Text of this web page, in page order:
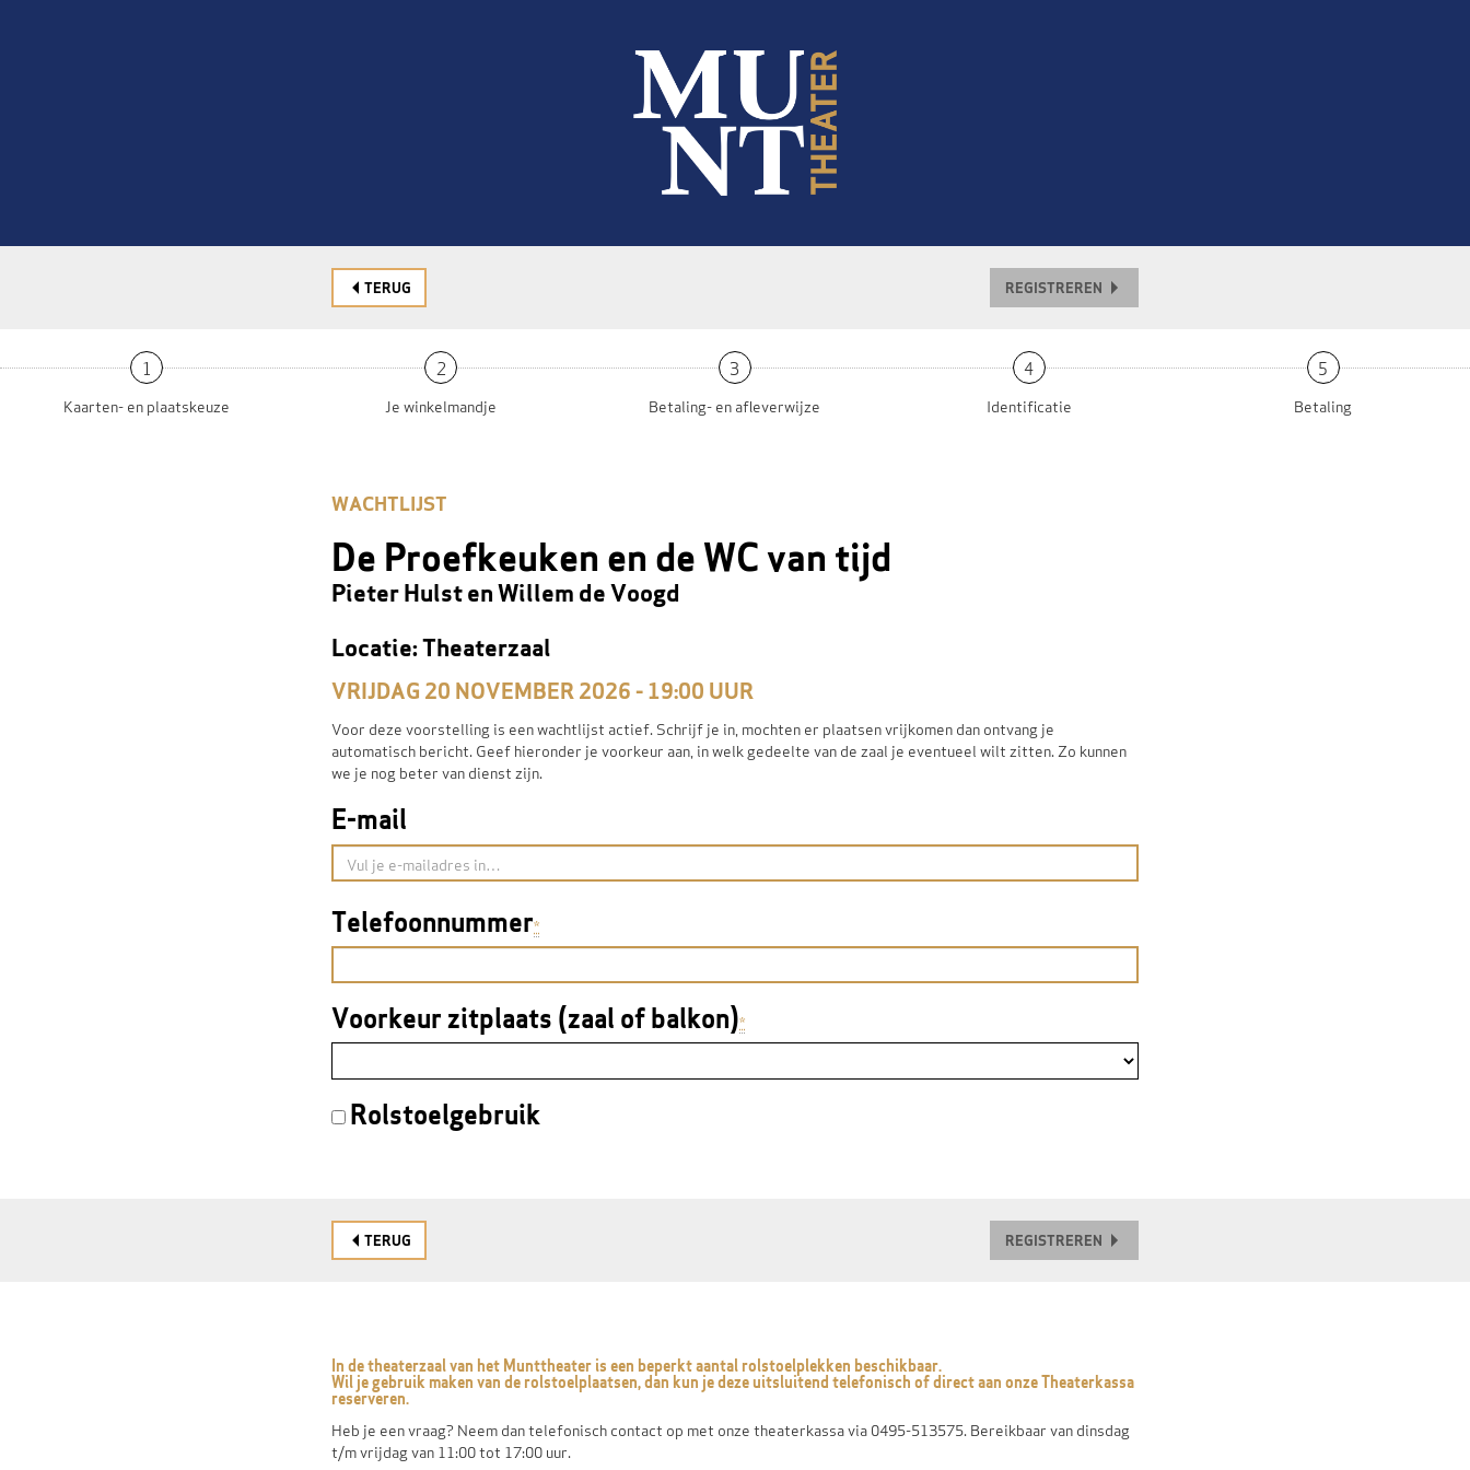
TERUG REGISTREREN
1
Kaarten- en plaatskeuze
2
Je winkelmandje
3
Betaling- en afleverwijze
4
Identificatie
5
Betaling
WACHTLIJST
De Proefkeuken en de WC van tijd
Pieter Hulst en Willem de Voogd
Locatie: Theaterzaal
VRIJDAG 20 NOVEMBER 2026 - 19:00 UUR
Voor deze voorstelling is een wachtlijst actief. Schrijf je in, mochten er plaatsen vrijkomen dan ontvang je
automatisch bericht. Geef hieronder je voorkeur aan, in welk gedeelte van de zaal je eventueel wilt zitten. Zo kunnen
we je nog beter van dienst zijn.
E-mail
Telefoonnummer*
VERPLICHT
Voorkeur zitplaats (zaal of balkon)*
VERPLICHT
Rolstoelgebruik
TERUG REGISTREREN
In de theaterzaal van het Munttheater is een beperkt aantal rolstoelplekken beschikbaar.
Wil je gebruik maken van de rolstoelplaatsen, dan kun je deze uitsluitend telefonisch of direct aan onze Theaterkassa
reserveren.
Heb je een vraag? Neem dan telefonisch contact op met onze theaterkassa via 0495-513575. Bereikbaar van dinsdag
t/m vrijdag van 11:00 tot 17:00 uur.